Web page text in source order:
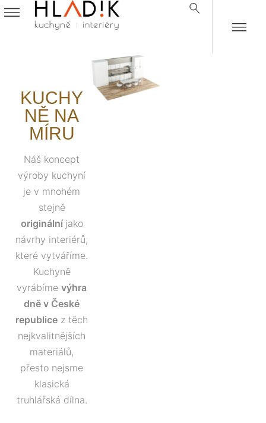
KUCHY
NĚ NA
MÍRU
Náš koncept
výroby kuchyní
je v mnohém
stejně
originální jako
návrhy interiérů,
které vytváříme.
Kuchyně
vyrábíme výhra
dně v České
republice z těch
nejkvalitnějších
materiálů,
přesto nejsme
klasická
truhlářská dílna.